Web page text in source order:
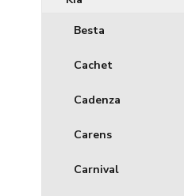
Besta
Cachet
Cadenza
Carens
Carnival